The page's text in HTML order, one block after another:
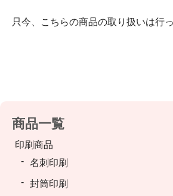
只今、こちらの商品の取り扱いは行
商品一覧
印刷商品
名刺印刷
封筒印刷